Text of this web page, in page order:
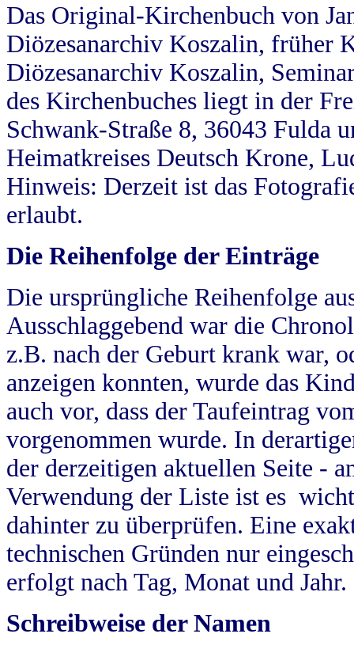
Das Original-Kirchenbuch von
Diözesanarchiv Koszalin, früher
Diözesanarchiv Koszalin,
des Kirchenbuches liegt in der
Schwank-Straße 8, 36043 Fulda
Heimatkreises Deutsch Krone,
Hinweis: Derzeit ist das
erlaubt.
Die Reihenfolge der Einträge
Die ursprüngliche Reihenfolge
Ausschlaggebend war die
z.B. nach der Geburt krank war,
anzeigen konnten, wurde das
auch vor, dass der Taufeintrag
vorgenommen wurde. In
der derzeitigen aktuellen Seite -
Verwendung der Liste ist es
dahinter zu überprüfen. Eine
technischen Gründen nur
erfolgt nach Tag, Monat und Jahr.
Schreibweise der Namen